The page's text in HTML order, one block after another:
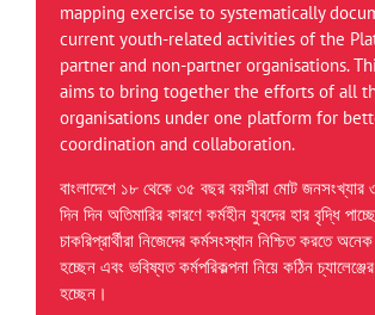
mapping exercise to systematically
current youth-related activities of the
partner and non-partner organisations.
aims to bring together the efforts of all
organisations under one platform for
coordination and collaboration.
বাংলাদেশে ১৮ থেকে ৩৫ বছর বয়সীরা মোট
দিন দিন অতিমারির কারণে কর্মহীন যুবদের হার বৃদ্ধি
চাকরিপ্রার্থীরা নিজেদের কর্মসংস্থান নিশ্চিত করতে
হচ্ছেন এবং ভবিষ্যত কর্মপরিকল্পনা নিয়ে কঠিন
হচ্ছেন।